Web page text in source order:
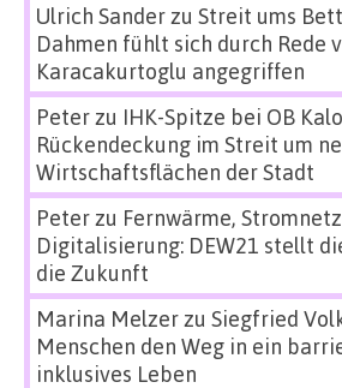
Ulrich Sanderzu Streit ums
Dahmen fühlt sich durch Rede
Karacakurtoglu angegriffen
Peterzu IHK-Spitze bei OB
Rückendeckung im Streit um
Wirtschaftsflächen der Stadt
Peterzu Fernwärme,
Digitalisierung: DEW21 stellt
die Zukunft
Marina Melzerzu Siegfried
Menschen den Weg in ein
inklusives Leben